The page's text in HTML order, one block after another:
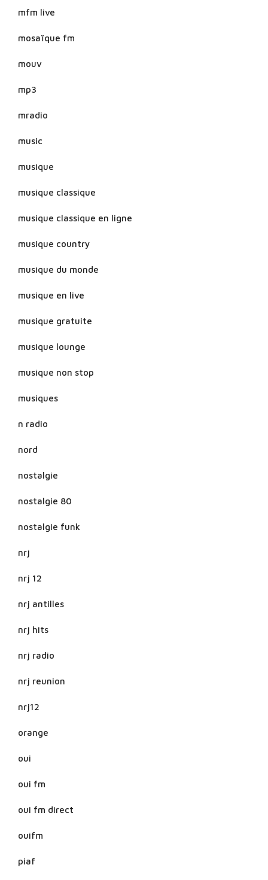
mfm live
mosaïque fm
mouv
mp3
mradio
music
musique
musique classique
musique classique en ligne
musique country
musique du monde
musique en live
musique gratuite
musique lounge
musique non stop
musiques
n radio
nord
nostalgie
nostalgie 80
nostalgie funk
nrj
nrj 12
nrj antilles
nrj hits
nrj radio
nrj reunion
nrj12
orange
oui
oui fm
oui fm direct
ouifm
piaf